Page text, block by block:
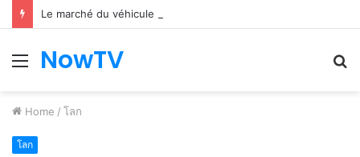
Le marché du véhicule d’occasion en plein essor
Menu
NowTV
Home / โลก
โลก